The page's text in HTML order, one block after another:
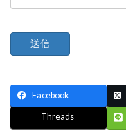
Facebook
Threads